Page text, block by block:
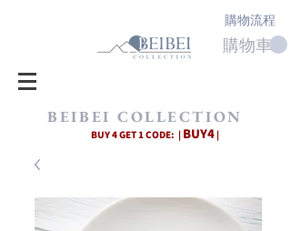
購物流程
購物車
BEIBEI COLLECTION
BUY 4 GET 1 CODE: | BUY4|